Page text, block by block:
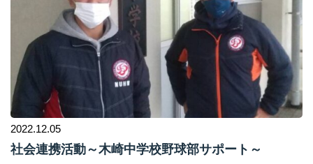
2022.12.05
社会連携活動～木崎中学校野球部サポート～